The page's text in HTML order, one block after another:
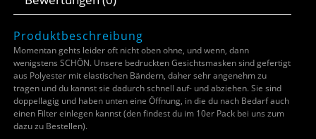
Produktbeschreibung
Momentan gehts leider oft nicht oben ohne, und wenn, dann
wenigstens SCHÖN. Unsere bedruckten Gesichtsmasken sind gefertigt
aus Polyester mit elastischen Bändern, daher sehr angenehm zu
tragen und du kannst sie dadurch schnell auf- und abziehen. Sie sind
doppellagig und haben unten eine Öffnung, in die du nach Bedarf auch
einen Filter einlegen kannst (den findest du im 10er Pack bei uns zum
dazu zu Bestellen).